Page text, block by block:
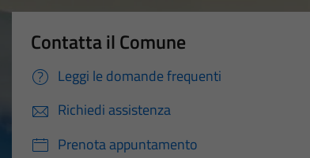
Contatta il Comune
Leggi le domande frequenti
Richiedi assistenza
Prenota appuntamento